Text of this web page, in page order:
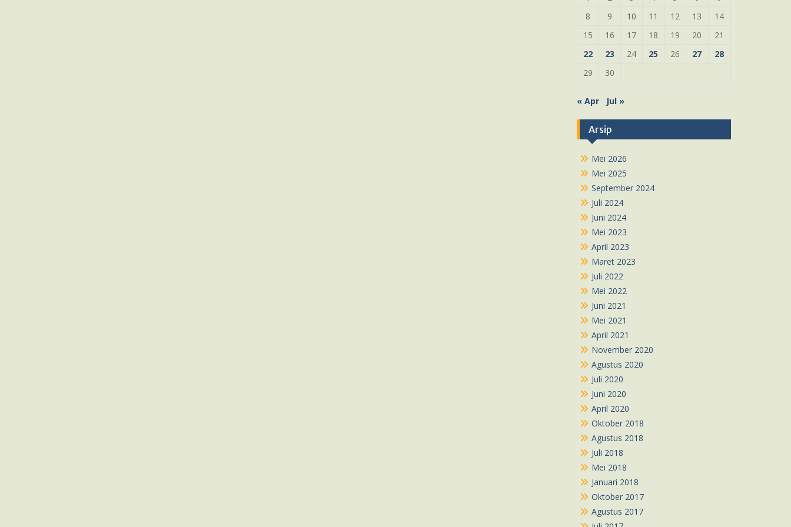
8
9 10 11 12 13
14
15
16 17 18 19 20
21
22
23 24 25 26 27
28
29
30
« Apr Jul »
Arsip
Mei 2026
Mei 2025
September 2024
Juli 2024
Juni 2024
Mei 2023
April 2023
Maret 2023
Juli 2022
Mei 2022
Juni 2021
Mei 2021
April 2021
November 2020
Agustus 2020
Juli 2020
Juni 2020
April 2020
Oktober 2018
Agustus 2018
Juli 2018
Mei 2018
Januari 2018
Oktober 2017
Agustus 2017